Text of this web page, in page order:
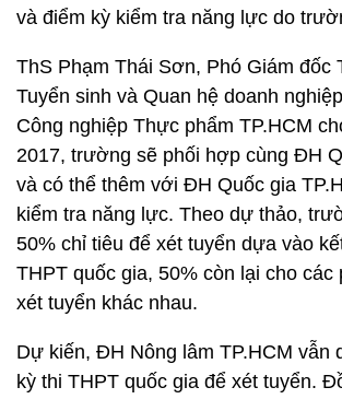
và điểm kỳ kiểm tra năng lực do
ThS Phạm Thái Sơn, Phó Giám đốc
Tuyển sinh và Quan hệ doanh
Công nghiệp Thực phẩm TP.HCM
2017, trường sẽ phối hợp cùng ĐH
và có thể thêm với ĐH Quốc gia
kiểm tra năng lực. Theo dự thảo,
50% chỉ tiêu để xét tuyển dựa vào
THPT quốc gia, 50% còn lại cho
xét tuyển khác nhau.
Dự kiến, ĐH Nông lâm TP.HCM vẫn
kỳ thi THPT quốc gia để xét tuyển.